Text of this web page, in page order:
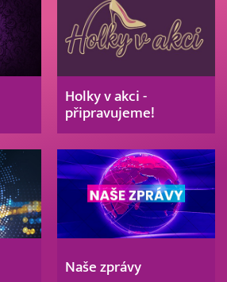
Holky v akci -
připravujeme!
Naše zprávy